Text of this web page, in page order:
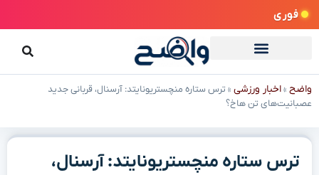
فوری
واضح »اخبار ورزشی » ترس ستاره منچستریونایتد: آرسنال، قربانی جدید
عصبانیت‌های تن هاخ؟
ترس ستاره منچستریونایتد: آرسنال،